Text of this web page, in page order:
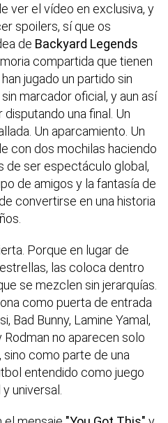
ver el vídeo en exclusiva, y
spoilers, sí que os
de Backyard Legends
compartida que tienen
jugado un partido sin
marcador oficial, y aun así
una final. Un
Un aparcamiento. Un
con dos mochilas haciendo
de ser espectáculo global,
de amigos y la fantasía de
convertirse en una historia
Porque en lugar de
las coloca dentro
se mezclen sin jerarquías.
como puerta de entrada
Bad Bunny, Lamine Yamal,
Rodman no aparecen solo
como parte de una
entendido como juego
universal.